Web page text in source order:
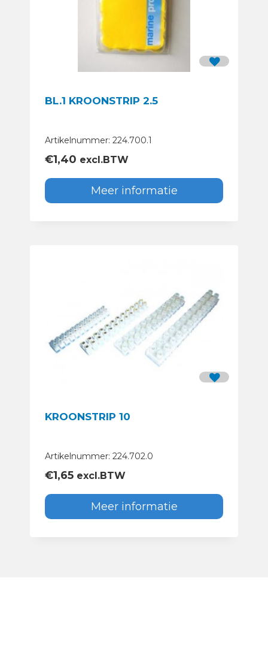
BL.1 KROONSTRIP 2.5
Artikelnummer: 224.700.1
€1,40 excl.BTW
Meer informatie
KROONSTRIP 10
Artikelnummer: 224.702.0
€1,65 excl.BTW
Meer informatie